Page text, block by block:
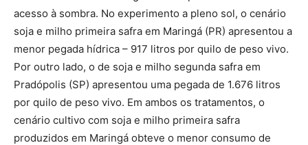
acesso à sombra. No experimento a pleno sol, o cenário
soja e milho primeira safra em Maringá (PR) apresentou a
menor pegada hídrica – 917 litros por quilo de peso vivo.
Por outro lado, o de soja e milho segunda safra em
Pradópolis (SP) apresentou uma pegada de 1.676 litros
por quilo de peso vivo. Em ambos os tratamentos, o
cenário cultivo com soja e milho primeira safra
produzidos em Maringá obteve o menor consumo de